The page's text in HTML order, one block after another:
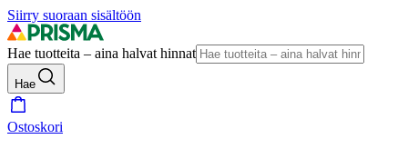
Siirry suoraan sisältöön
Hae tuotteita – aina halvat hinnat
Hae
Ostoskori